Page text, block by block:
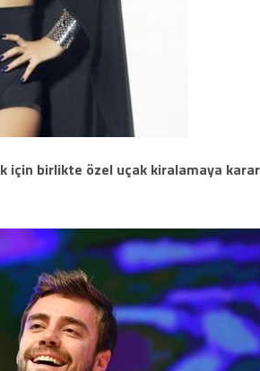
için birlikte özel uçak kiralamaya